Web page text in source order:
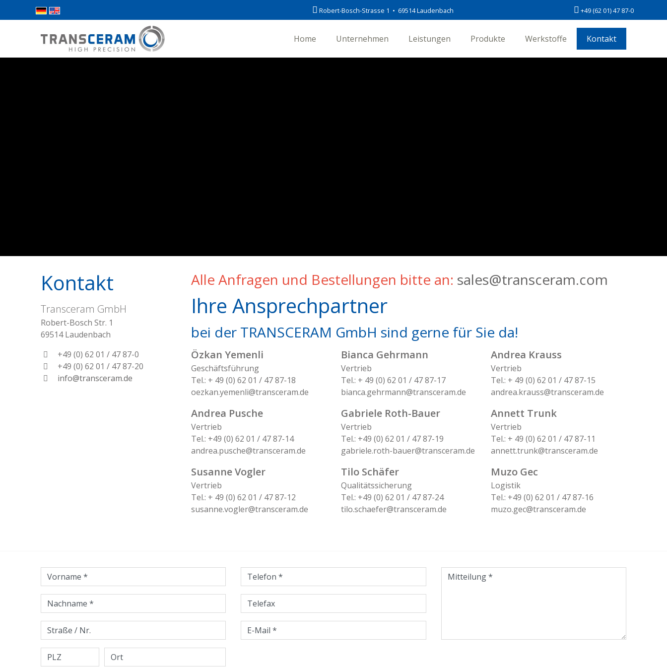
Robert-Bosch-Strasse 1 • 69514 Laudenbach +49 (62 01) 47 87-0
Home Unternehmen Leistungen Produkte Werkstoffe Kontakt
Kontakt
Transceram GmbH
Robert-Bosch Str. 1
69514 Laudenbach
+49 (0) 62 01 / 47 87-0
+49 (0) 62 01 / 47 87-20
info@transceram.de
Alle Anfragen und Bestellungen bitte an: sales@transceram.com
Ihre Ansprechpartner
bei der TRANSCERAM GmbH sind gerne für Sie da!
Özkan Yemenli
Geschäftsführung
Tel.: + 49 (0) 62 01 / 47 87-18
oezkan.yemenli@transceram.de
Bianca Gehrmann
Vertrieb
Tel.: + 49 (0) 62 01 / 47 87-17
bianca.gehrmann@transceram.de
Andrea Krauss
Vertrieb
Tel.: + 49 (0) 62 01 / 47 87-15
andrea.krauss@transceram.de
Andrea Pusche
Vertrieb
Tel.: +49 (0) 62 01 / 47 87-14
andrea.pusche@transceram.de
Gabriele Roth-Bauer
Vertrieb
Tel.: +49 (0) 62 01 / 47 87-19
gabriele.roth-bauer@transceram.de
Annett Trunk
Vertrieb
Tel.: + 49 (0) 62 01 / 47 87-11
annett.trunk@transceram.de
Susanne Vogler
Vertrieb
Tel.: + 49 (0) 62 01 / 47 87-12
susanne.vogler@transceram.de
Tilo Schäfer
Qualitätssicherung
Tel.: +49 (0) 62 01 / 47 87-24
tilo.schaefer@transceram.de
Muzo Gec
Logistik
Tel.: +49 (0) 62 01 / 47 87-16
muzo.gec@transceram.de